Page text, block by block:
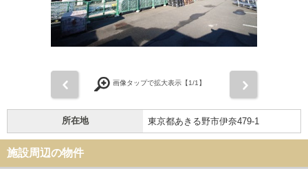
画像タップで拡大表示【1/1】
所在地 東京都あきる野市伊奈479-1
施設周辺の物件